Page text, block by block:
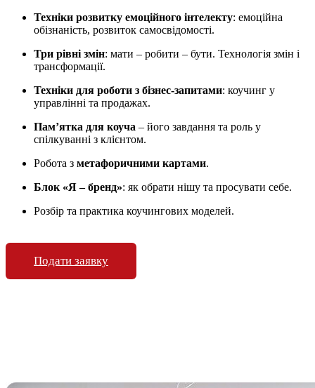
Техніки розвитку емоційного інтелекту: емоційна
обізнаність, розвиток самосвідомості.
Три рівні змін: мати – робити – бути. Технологія змін і
трансформації.
Техніки для роботи з бізнес-запитами: коучинг у
управлінні та продажах.
Пам’ятка для коуча – його завдання та роль у
спілкуванні з клієнтом.
Робота з метафоричними картами.
Блок «Я – бренд»: як обрати нішу та просувати себе.
Розбір та практика коучингових моделей.
Подати заявку